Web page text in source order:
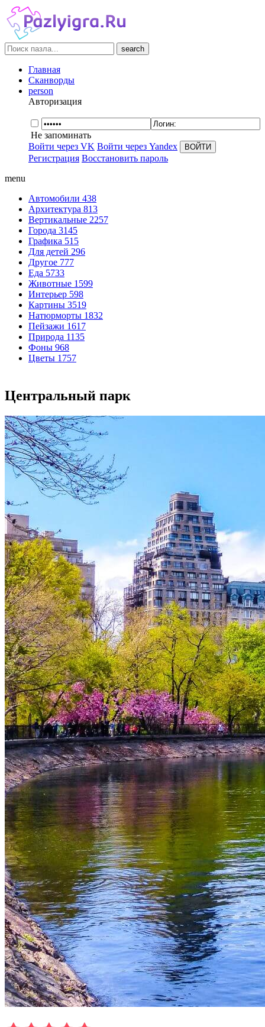
search
Главная
Сканворды
person
Авторизация
Не запоминать
Войти через VK Войти через Yandex
Регистрация Восстановить пароль
menu
Автомобили 438
Архитектура 813
Вертикальные 2257
Города 3145
Графика 515
Для детей 296
Другое 777
Еда 5733
Животные 1599
Интерьер 598
Картины 3519
Натюрморты 1832
Пейзажи 1617
Природа 1135
Фоны 968
Цветы 1757
Центральный парк